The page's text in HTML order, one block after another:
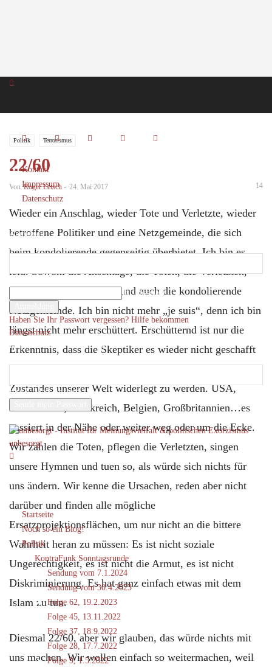
Kontakt
Impressum
Datenschutz
Anmelden
Herzlich willkommen! Melden Sie sich an
Ihr Passwort
Haben Sie Ihr Passwort vergessen? Hilfe bekommen
Datenschutz
Passwort-Wiederherstellung
Ihre E-Mail-Adresse
unbesorgt
Startseite
Noch so ein Blog!
Politik
KontraFunk Sonntagsrunde
Sendung vom 7.1.2024
Sendung vom 30.4.2023
Folge 62, 19.2.2023
Folge 45, 13.11.2022
Folge 37, 18.9.2022
Folge 28, 17.7.2022
Folge 9, 1.5.2022
Politik Terrorismus
22/60
Von Roger Letsch - 24. Mai 2017 14
Wieder ein Anschlag, wieder Tote und Verletzte, wieder
betroffene Politiker und eine Netzgemeinde, die sich
beim kondolierende gegenseitig überbietet. Ich bin es
leid. Sowohl die Anschläge, die Toten, die Verletzten,
die betroffenen Politiker und auch die kondolierende
Netzgemeinde. Ich bin nicht mehr „je suis“, denn ich bin
längst nicht mehr erschüttert. Erschütternd ist nur die
Erkenntnis, dass die Skeptiker es wieder nicht geschafft
haben, mit ihrer pessimistischen Einschätzung des
Zustandes unserer Welt widerlegt zu werden. USA,
Deutschland, Frankreich, Belgien, Großbritannien…es
passiert in der Nähe oder weiter weg oder um die Ecke.
Wir zählen die Toten, pflegen die Verletzten, singen
unsere Hymnen und tuen so, als würde sich nichts für
uns ändern. Wir kenne die Ursachen, reden aber nicht
darüber und finden alle mögliche
Ersatzprojektionsflächen, um nur nicht an die bittere
Wahrheit heran zu müssen: Es ist nicht soziale
Ungerechtigkeit, es ist nicht die Armut, es ist nicht
Diskriminierung. Es hat ganz einfach etwas mit dem
Islam zu tun.
Diesmal 22/60, aber wir glauben, das würde nichts mit
uns machen. Wir wollen einfach so weitermachen, weil